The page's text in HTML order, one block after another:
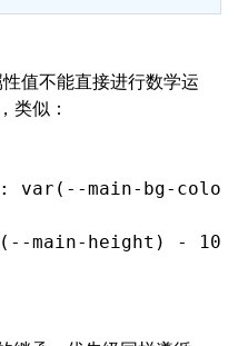
值不能直接进行数学运
类似：
: var (--main-bg-color)
(--main-height) - 100